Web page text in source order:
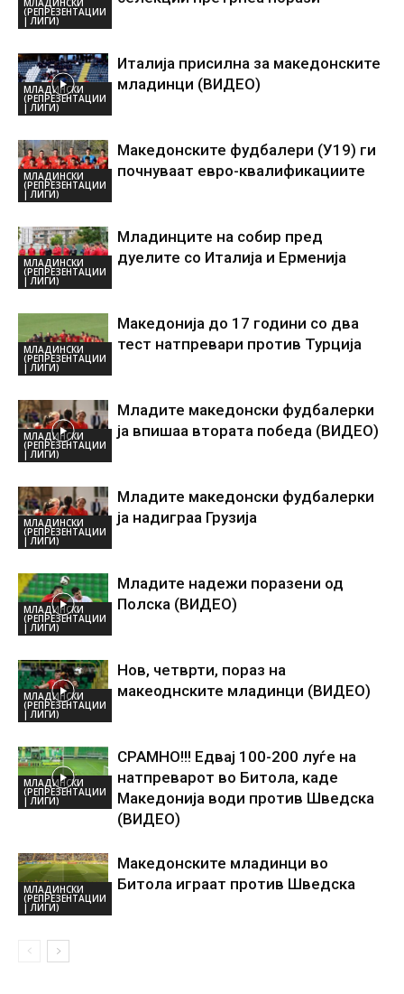
(РЕПРЕЗЕНТАЦИИ
| ЛИГИ)
МЛАДИНСКИ
(РЕПРЕЗЕНТАЦИИ
| ЛИГИ)
Италија присилна за македонските
младинци (ВИДЕО)
МЛАДИНСКИ
(РЕПРЕЗЕНТАЦИИ
| ЛИГИ)
Македонските фудбалери (У19) ги
почнуваат евро-квалификациите
МЛАДИНСКИ
(РЕПРЕЗЕНТАЦИИ
| ЛИГИ)
Младинците на собир пред
дуелите со Италија и Ерменија
МЛАДИНСКИ
(РЕПРЕЗЕНТАЦИИ
| ЛИГИ)
Македонија до 17 години со два
тест натпревари против Турција
МЛАДИНСКИ
(РЕПРЕЗЕНТАЦИИ
| ЛИГИ)
Младите македонски фудбалерки
ја впишаа втората победа (ВИДЕО)
МЛАДИНСКИ
(РЕПРЕЗЕНТАЦИИ
| ЛИГИ)
Младите македонски фудбалерки
ја надиграа Грузија
МЛАДИНСКИ
(РЕПРЕЗЕНТАЦИИ
| ЛИГИ)
Младите надежи поразени од
Полска (ВИДЕО)
МЛАДИНСКИ
(РЕПРЕЗЕНТАЦИИ
| ЛИГИ)
Нов, четврти, пораз на
макеоднските младинци (ВИДЕО)
МЛАДИНСКИ
(РЕПРЕЗЕНТАЦИИ
| ЛИГИ)
СРАМНО!!! Едвај 100-200 луѓе на
натпреварот во Битола, каде
Македонија води против Шведска
(ВИДЕО)
МЛАДИНСКИ
(РЕПРЕЗЕНТАЦИИ
| ЛИГИ)
Македонските младинци во
Битола играат против Шведска